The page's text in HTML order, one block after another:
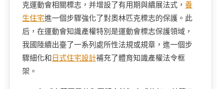
克運動會相關標志，并增設了有用期與續展法式， 養
生住宅進一個步驟強化了對奧林匹克標志的保護。此
后，在運動會知識產權特別是運動會標志保護領域，
我國陸續出臺了一系列處所性法規或規章，進一個步
驟細化和 日式住宅設計補充了體育知識產權法令框
架。